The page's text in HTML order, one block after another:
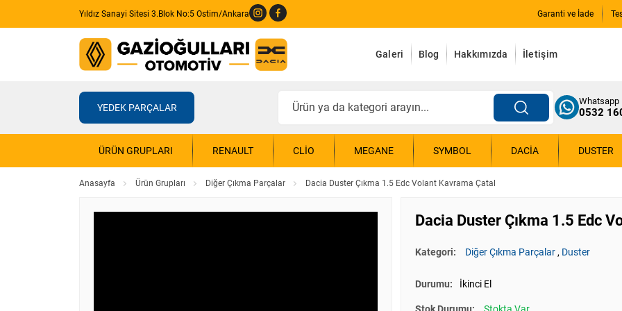
Yıldız Sanayi Sitesi 3.Blok No:5 Ostim/Ankara Garanti ve İade
Galeri Blog Hakkımızda İletişim
YEDEK PARÇALAR
Whatsapp
0532
ÜRÜN GRUPLARI RENAULT CLIO MEGANE SYMBOL DACIA DUSTER
Anasayfa Ürün Grupları Diğer Çıkma Parçalar Dacia Duster Çıkma 1.5 Edc Volant Kavrama Çatal
Dacia Duster Çıkma 1.5 Edc
Kategori: Diğer Çıkma Parçalar, Duster
Durumu: İkinci El